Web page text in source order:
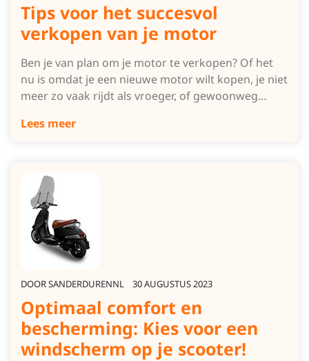
Tips voor het succesvol
verkopen van je motor
Ben je van plan om je motor te verkopen? Of het
nu is omdat je een nieuwe motor wilt kopen, je niet
meer zo vaak rijdt als vroeger, of gewoonweg…
Lees meer
DOORSANDERDURENNL 30 AUGUSTUS 2023
Optimaal comfort en
bescherming: Kies voor een
windscherm op je scooter!